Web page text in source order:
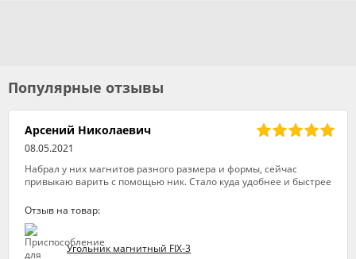
Популярные отзывы
Арсений Николаевич
08.05.2021
Набрал у них магнитов разного размера и формы, сейчас
привыкаю варить с помощью ник. Стало куда удобнее и быстрее
Отзыв на товар:
Угольник магнитный FIX-3